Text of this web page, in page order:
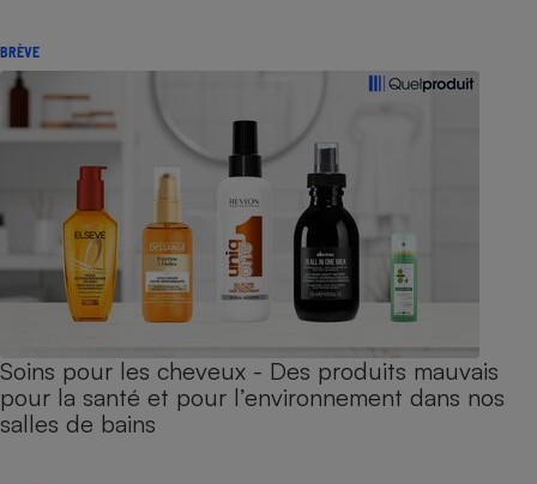
BRÈVE
Soins pour les cheveux - Des produits mauvais
pour la santé et pour l’environnement dans nos
salles de bains